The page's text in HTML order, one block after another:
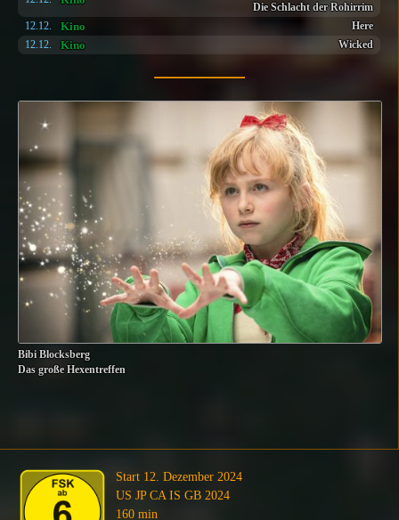
Die Schlacht der Rohirrim
Here
Kino
12.12.
Wicked
Kino
12.12.
Bibi Blocksberg
Das große Hexentreffen
Start 12. Dezember 2024
US JP CA IS GB 2024
160 min